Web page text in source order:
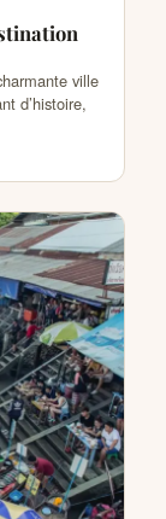
ville
d’histoire,